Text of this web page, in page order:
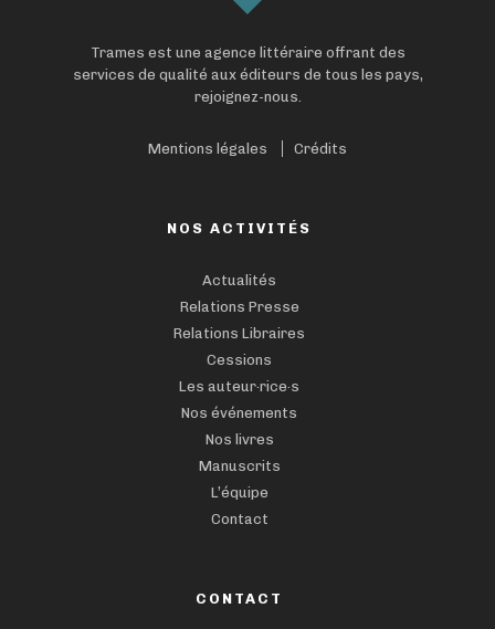
Trames est une agence littéraire offrant des
services de qualité aux éditeurs de tous les pays,
rejoignez-nous.
Mentions légales Crédits
NOS ACTIVITÉS
Actualités
Relations Presse
Relations Libraires
Cessions
Les auteur·rice·s
Nos événements
Nos livres
Manuscrits
L’équipe
Contact
CONTACT